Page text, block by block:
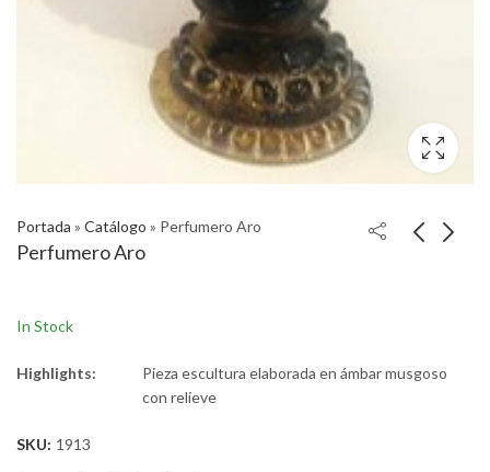
Portada » Catálogo » Perfumero Aro
Perfumero Aro
In Stock
Highlights:
Pieza escultura elaborada en ámbar musgoso
con relieve
SKU: 1913